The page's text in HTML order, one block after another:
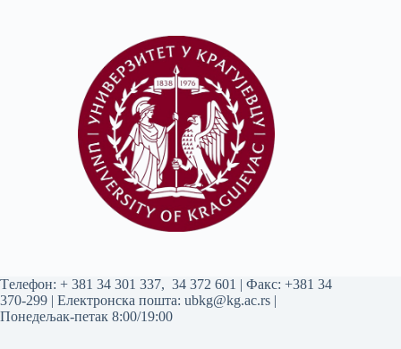
Tелефон: + 381 34 301 337, 34 372 601 | Факс: +381 34
370-299 | Електронска пошта: ubkg@kg.ac.rs |
Понедељак-петак 8:00/19:00